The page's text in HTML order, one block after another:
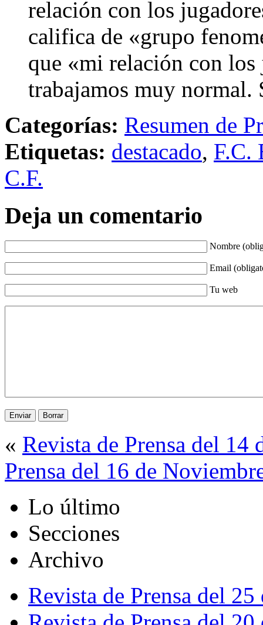
relación con los
califica de «grupo
que «mi relación con los
trabajamos muy
Categorías: Resumen de
Etiquetas: destacado, F.C.
C.F.
Deja un comentario
Nombre
Email
Tu web
« Revista de Prensa del 14
Prensa del 16 de
Lo último
Secciones
Archivo
Revista de Prensa del